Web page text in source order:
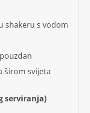
shakeru s vodom
širom svijeta
serviranja)